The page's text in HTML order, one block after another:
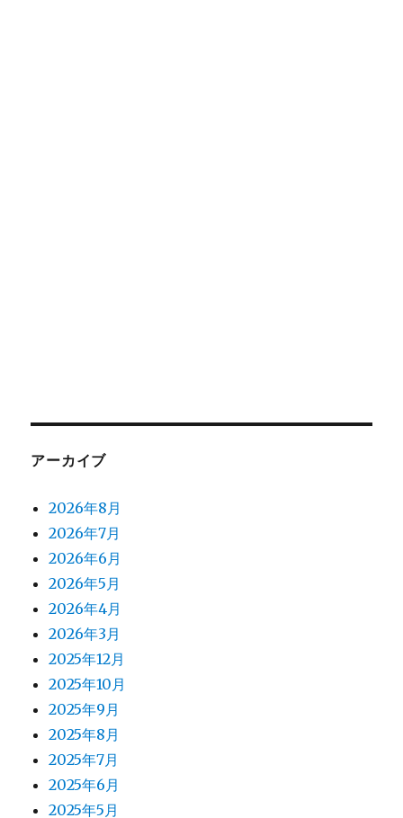
アーカイブ
2026年8月
2026年7月
2026年6月
2026年5月
2026年4月
2026年3月
2025年12月
2025年10月
2025年9月
2025年8月
2025年7月
2025年6月
2025年5月